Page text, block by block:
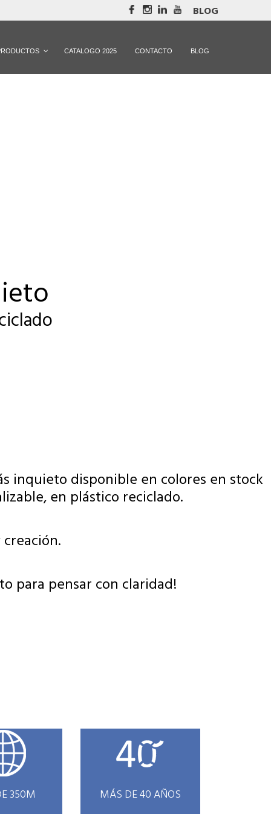
BLOG
CATALOGO 2025 CONTACTO BLOG
inquieto disponible en colores en stock
en plástico reciclado.
para pensar con claridad!
350M
MÁS DE 40 AÑOS